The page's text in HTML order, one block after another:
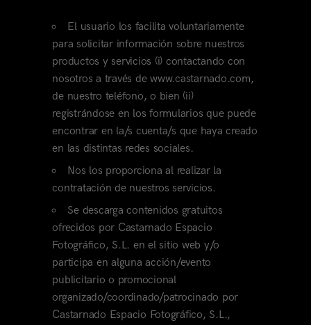
El usuario los facilita voluntariamente
para solicitar información sobre nuestros
productos y servicios (i) contactando con
nosotros a través de www.castarnado.com,
de nuestro teléfono, o bien (ii)
registrándose en los formularios que puede
encontrar en la/s cuenta/s que haya creado
en las distintas redes sociales.
Nos los proporciona al realizar la
contratación de nuestros servicios.
Se descarga contenidos gratuitos
ofrecidos por Castarnado Espacio
Fotográfico, S.L. en el sitio web y/o
participa en alguna acción/evento
publicitario o promocional
organizado/coordinado/patrocinado por
Castarnado Espacio Fotográfico, S.L.,